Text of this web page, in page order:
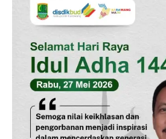
SUBSCRIBE NOW
Company
Disclaimer
Kontak Kami
Redaksi